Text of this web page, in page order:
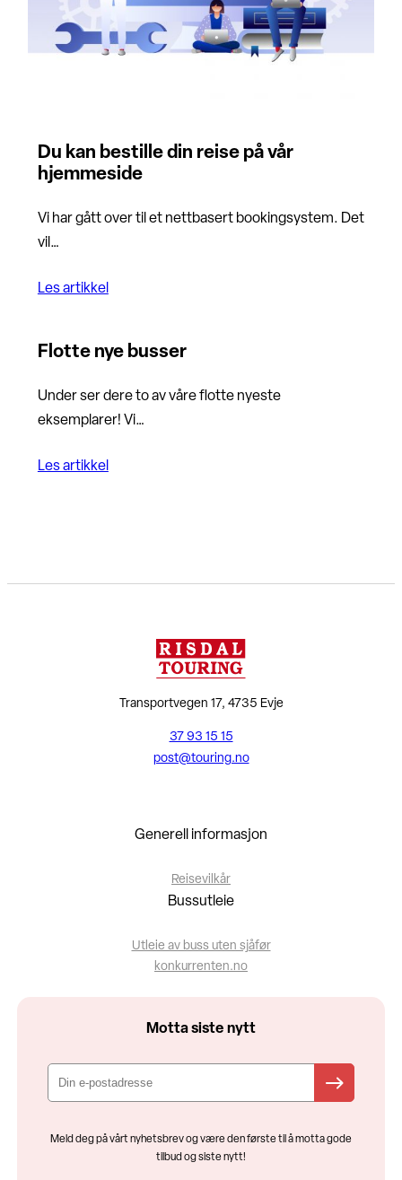
Du kan bestille din reise på vår
hjemmeside
Vi har gått over til et nettbasert bookingsystem. Det
vil…
Les artikkel
Flotte nye busser
Under ser dere to av våre flotte nyeste
eksemplarer! Vi…
Les artikkel
Transportvegen 17, 4735 Evje
37 93 15 15
post@touring.no
Generell informasjon
Reisevilkår
Bussutleie
Utleie av buss uten sjåfør
konkurrenten.no
Motta siste nytt
Meld deg på vårt nyhetsbrev og være den første til å motta gode
tilbud og siste nytt!